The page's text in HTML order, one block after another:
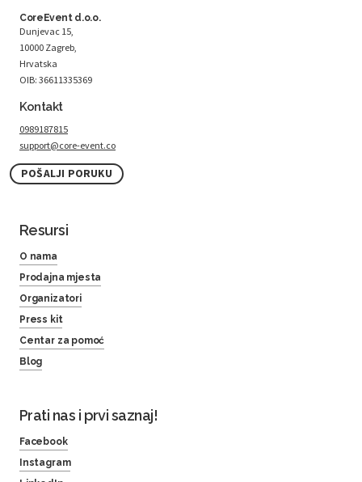
CoreEvent d.o.o.
Dunjevac 15,
10000 Zagreb,
Hrvatska
OIB: 36611335369
Kontakt
0989187815
support@core-event.co
POŠALJI PORUKU
Resursi
O nama
Prodajna mjesta
Organizatori
Press kit
Centar za pomoć
Blog
Prati nas i prvi saznaj!
Facebook
Instagram